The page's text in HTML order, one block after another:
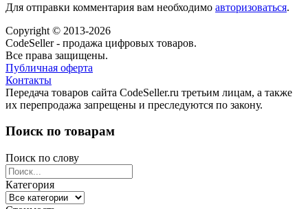
Для отправки комментария вам необходимо авторизоваться.
Copyright © 2013-2026
CodeSeller - продажа цифровых товаров.
Все права защищены.
Публичная оферта
Контакты
Передача товаров сайта CodeSeller.ru третьим лицам, а также
их перепродажа запрещены и преследуются по закону.
Поиск по товарам
Поиск по слову
Категория